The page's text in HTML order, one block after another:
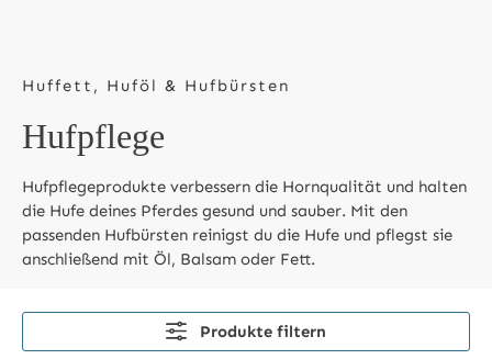
Huffett, Huföl & Hufbürsten
Hufpflege
Hufpflegeprodukte verbessern die Hornqualität und halten
die Hufe deines Pferdes gesund und sauber. Mit den
passenden Hufbürsten reinigst du die Hufe und pflegst sie
anschließend mit Öl, Balsam oder Fett.
Produkte filtern